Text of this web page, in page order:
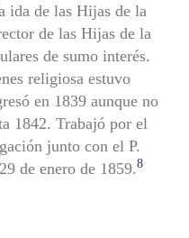
ida de las Hijas de la
de las Hijas de la
de sumo interés.
religiosa estuvo
en 1839 aunque no
1842. Trabajó por el
junto con el P.
de enero de 1859.8